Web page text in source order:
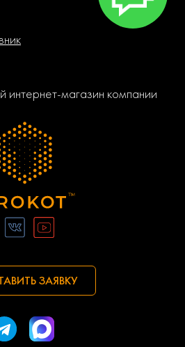
магазин компании
ЗАЯВКУ